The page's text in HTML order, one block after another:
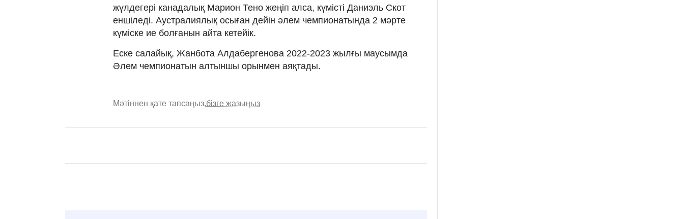
жүлдегері канадалық Марион Тено жеңіп алса, күмісті Даниэль Скот
еншіледі. Аустралиялық осыған дейін әлем чемпионатында 2 мәрте
күміске ие болғанын айта кетейік.
Еске салайық, Жанбота Алдабергенова 2022-2023 жылғы маусымда
Әлем чемпионатын алтыншы орынмен аяқтады.
Мәтіннен қате тапсаңыз,бізге жазыңыз